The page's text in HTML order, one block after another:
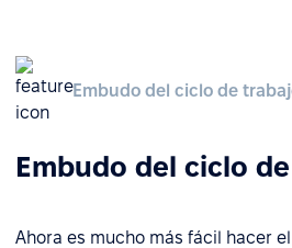
Embudo del ciclo de
Embudo del ciclo
Ahora es mucho más fácil hacer